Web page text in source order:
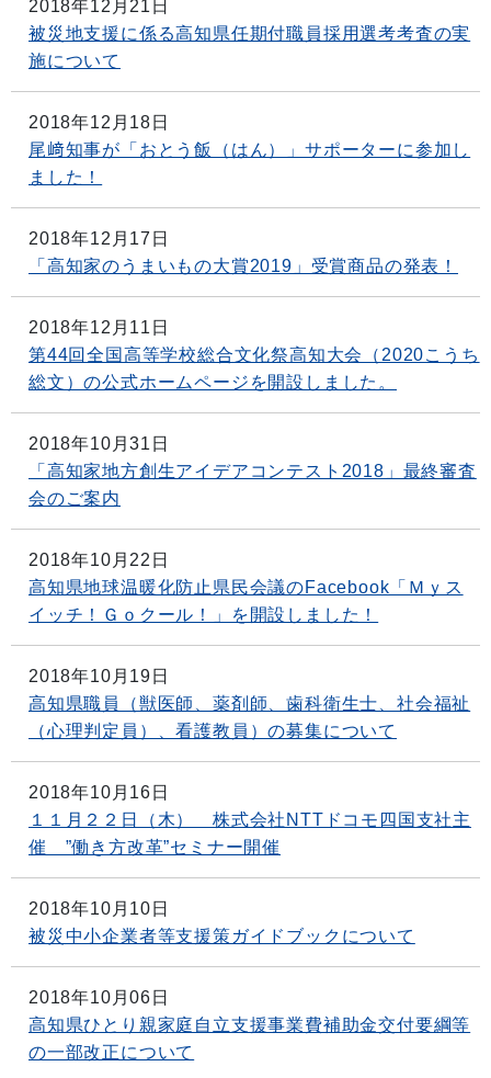
2018年12月21日
被災地支援に係る高知県任期付職員採用選考考査の実
施について
2018年12月18日
尾﨑知事が「おとう飯（はん）」サポーターに参加し
ました！
2018年12月17日
「高知家のうまいもの大賞2019」受賞商品の発表！
2018年12月11日
第44回全国高等学校総合文化祭高知大会（2020こうち
総文）の公式ホームページを開設しました。
2018年10月31日
「高知家地方創生アイデアコンテスト2018」最終審査
会のご案内
2018年10月22日
高知県地球温暖化防止県民会議のFacebook「Ｍｙス
イッチ！Ｇｏクール！」を開設しました！
2018年10月19日
高知県職員（獣医師、薬剤師、歯科衛生士、社会福祉
（心理判定員）、看護教員）の募集について
2018年10月16日
１１月２２日（木） 株式会社NTTドコモ四国支社主
催 ”働き方改革”セミナー開催
2018年10月10日
被災中小企業者等支援策ガイドブックについて
2018年10月06日
高知県ひとり親家庭自立支援事業費補助金交付要綱等
の一部改正について